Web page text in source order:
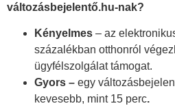
változásbejelentő.hu-nak?
Kényelmes – az
százalékban otthonról
ügyfélszolgálat támogat.
Gyors – egy
kevesebb, mint 15 perc.